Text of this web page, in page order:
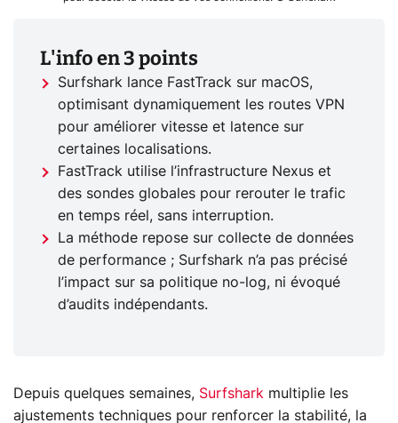
L'info en 3 points
Surfshark lance FastTrack sur macOS,
optimisant dynamiquement les routes VPN
pour améliorer vitesse et latence sur
certaines localisations.
FastTrack utilise l’infrastructure Nexus et
des sondes globales pour rerouter le trafic
en temps réel, sans interruption.
La méthode repose sur collecte de données
de performance ; Surfshark n’a pas précisé
l’impact sur sa politique no-log, ni évoqué
d’audits indépendants.
Depuis quelques semaines, Surfshark multiplie les
ajustements techniques pour renforcer la stabilité, la